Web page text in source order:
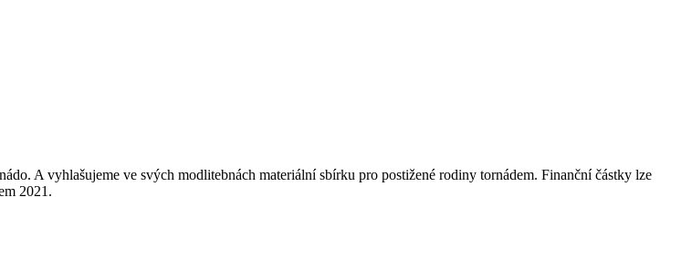
A vyhlašujeme ve svých modlitebnách materiální sbírku pro postižené rodiny tornádem. Finanční částky lze
2021.